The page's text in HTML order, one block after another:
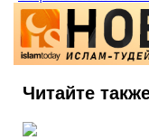
Читайте